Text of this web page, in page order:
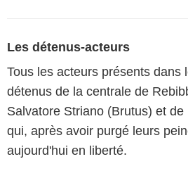
Les détenus-acteurs
Tous les acteurs présents dans
détenus de la centrale de
Salvatore Striano (Brutus) et
qui, après avoir purgé leurs
aujourd'hui en liberté.